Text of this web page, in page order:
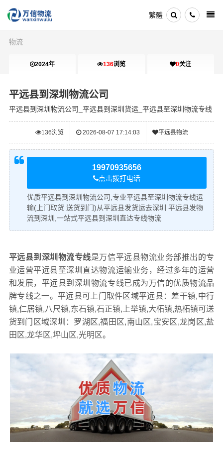
繁體
物流
2024年 136浏览 0关注
平远县到深圳物流公司
平远县到深圳物流公司_平远县到深圳货运_平远县至深圳物流专线
136浏览 2026-08-07 17:14:03 平远县物流
19970935656
点击拨打电话
优质平远县到深圳物流公司,专业平远县至深圳物流专线运
输(上门取货 送货到门)从平远县发货运去深圳 平远县发物
流到深圳,一站式平远县到深圳直达专线物流
平远县到深圳物流专线是万信平远县物流业务部推出的专
业运营平远县至深圳直达物流运输业务，经过多年的运营
和发展，平远县到深圳物流专线已成为万信的优质物流品
牌专线之一。平远县可上门取件区域平远县：差干镇,中行
镇,仁居镇,八尺镇,东石镇,石正镇,上举镇,大柘镇,热柘镇可送
货到门区域深圳：罗湖区,福田区,南山区,宝安区,龙岗区,盐
田区,龙华区,坪山区,光明区。